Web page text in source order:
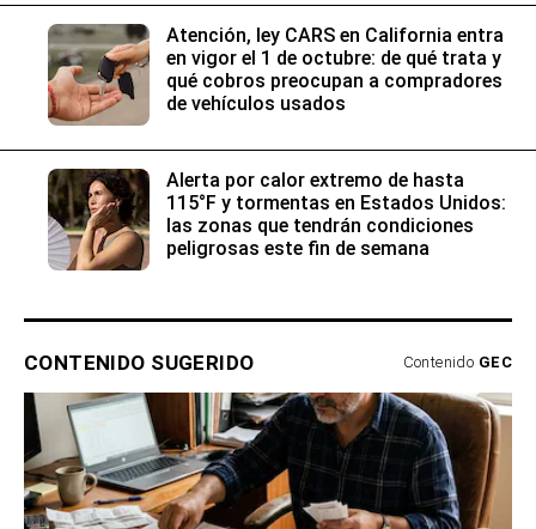
Atención, ley CARS en California entra
en vigor el 1 de octubre: de qué trata y
qué cobros preocupan a compradores
de vehículos usados
Alerta por calor extremo de hasta
115°F y tormentas en Estados Unidos:
las zonas que tendrán condiciones
peligrosas este fin de semana
CONTENIDO SUGERIDO Contenido GEC